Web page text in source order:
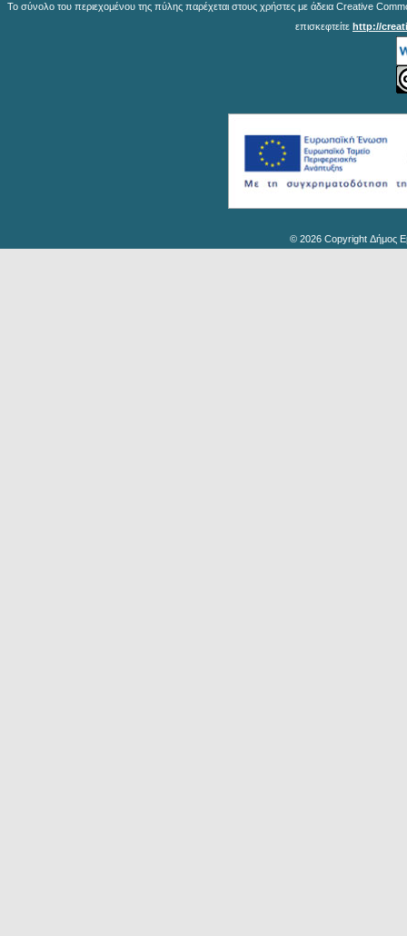
Το σύνολο του περιεχομένου της πύλης παρέχεται στους χρήστες με άδεια Creative
επισκεφτείτε http://
© 2026 Copyright Δήμος